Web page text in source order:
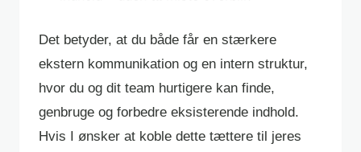
Det betyder, at du både får en stærkere
ekstern kommunikation og en intern struktur,
hvor du og dit team hurtigere kan finde,
genbruge og forbedre eksisterende indhold.
Hvis I ønsker at koble dette tættere til jeres